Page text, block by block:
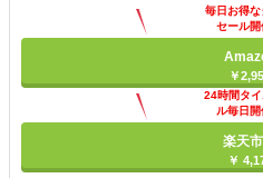
毎日お得な
セール開
￥
24時間タ
ル毎日開
楽天
￥